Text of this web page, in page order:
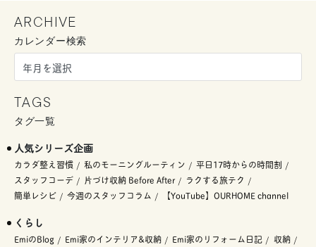
ARCHIVE
カレンダー検索
TAGS
タグ一覧
人気シリーズ企画
カラダ整え習慣 私のモーニングルーティン
平日17時からの時間割
スタッフコーデ
片づけ収納 Before After
ラクする旅テク
簡単レシピ
今週のスタッフコラム 【YouTube】OURHOME channel
くらし
EmiのBlog Emi家のインテリア&収納 Emi家のリフォーム日記
収納